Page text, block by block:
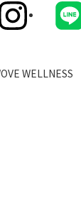
WELLNESS